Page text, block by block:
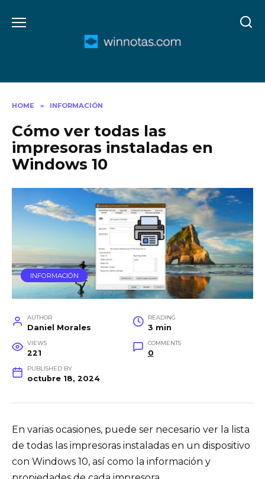
HOME » INFORMACIÓN
Cómo ver todas las
impresoras instaladas en
Windows 10
INFORMACIÓN
AUTHOR
Daniel Morales
READING
3 min
VIEWS
221
COMMENTS
0
PUBLISHED BY
octubre 18, 2024
En varias ocasiones, puede ser necesario ver la lista
de todas las impresoras instaladas en un dispositivo
con Windows 10, así como la información y